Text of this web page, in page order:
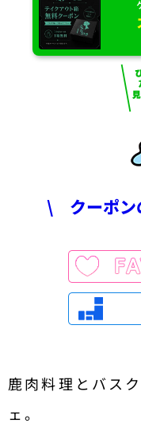
\ クーポン
鹿肉料理とバス
ェ。